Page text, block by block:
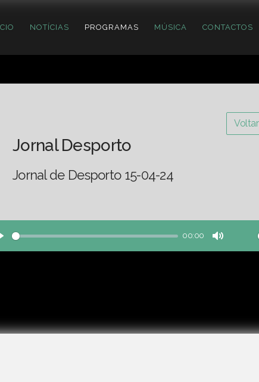
NOTÍCIAS PROGRAMAS MÚSICA CONTACTOS
Voltar
Jornal Desporto
Jornal de Desporto 15-04-24
Play
00:00
Mute